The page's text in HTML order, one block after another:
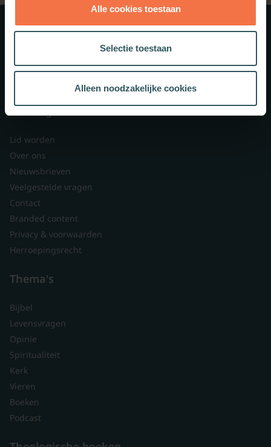
Alle cookies toestaan
Selectie toestaan
Alleen noodzakelijke cookies
Schrijf je in voor onze nieuwsbrief.
Theologie.nl
Lid worden
Over ons
Nieuwsbrieven
Veelgestelde vragen
Contact
Branded content
Privacy & voorwaarden
Herroepingsrecht
Thema's
Bijbel
Levensvragen
Opinie
Spiritualiteit
Kerk
Vieren
Boeken
Podcast